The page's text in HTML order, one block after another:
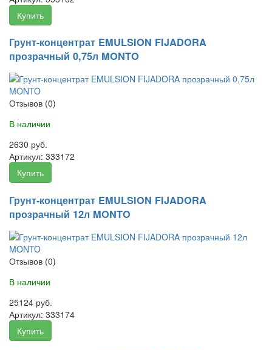
Купить
Грунт-концентрат EMULSION FIJADORA
прозрачный 0,75л MONTO
Отзывов (0)
В наличии
2630 руб.
Артикул: 333172
Купить
Грунт-концентрат EMULSION FIJADORA
прозрачный 12л MONTO
Отзывов (0)
В наличии
25124 руб.
Артикул: 333174
Купить